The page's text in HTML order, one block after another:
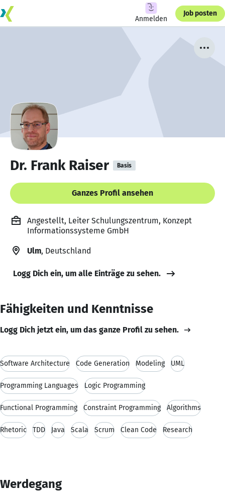
Anmelden
Job posten
Dr. Frank Raiser Basis
Ganzes Profil ansehen
Angestellt, Leiter Schulungszentrum, Konzept
Informationssysteme GmbH
Ulm, Deutschland
Logg Dich ein, um alle Einträge zu sehen.
Fähigkeiten und Kenntnisse
Logg Dich jetzt ein, um das ganze Profil zu sehen.
Software Architecture Code Generation Modeling UML
Programming Languages Logic Programming
Functional Programming Constraint Programming Algorithms
Rhetoric TDD Java Scala Scrum Clean Code Research
Werdegang